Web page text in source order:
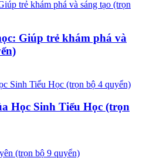
Giúp trẻ khám phá và
Học Sinh Tiểu Học (trọn